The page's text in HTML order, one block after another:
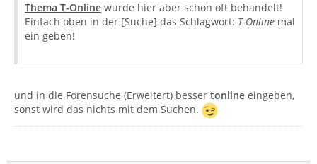
Thema T-Online wurde hier aber schon oft behandelt!
Einfach oben in der [Suche] das Schlagwort: T-Online mal
ein geben!
und in die Forensuche (Erweitert) besser tonline eingeben,
sonst wird das nichts mit dem Suchen.